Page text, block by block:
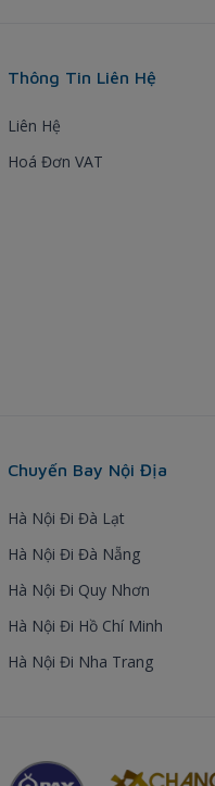
Thông Tin Liên Hệ
Liên Hệ
Hoá Đơn VAT
Chuyến Bay Nội Địa
Hà Nội Đi Đà Lạt
Hà Nội Đi Đà Nẵng
Hà Nội Đi Quy Nhơn
Hà Nội Đi Hồ Chí Minh
Hà Nội Đi Nha Trang